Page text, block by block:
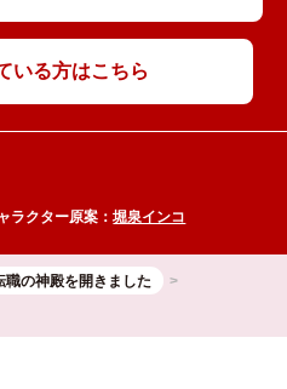
いる方はこちら
ラクター原案：堀泉インコ
職の神殿を開きました